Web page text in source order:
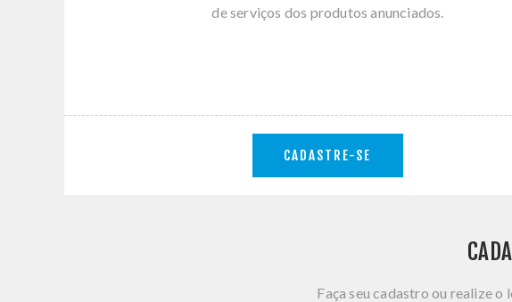
de serviços dos produtos anunciados.
CADASTRE-SE
Faça seu cadastro ou realize